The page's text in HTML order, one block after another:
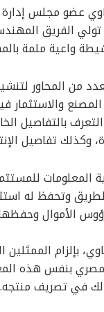
عضو مجلس إدارة
تولي الفريق
واعية ملمة
من المحاور
والاستثمار
بالتفاصيل
وكذلك تفاصيل
المعلومات
وتحفظ له
الأموال وحفظها
بإلزام
بنفس هذه
في تصريف منتجه.